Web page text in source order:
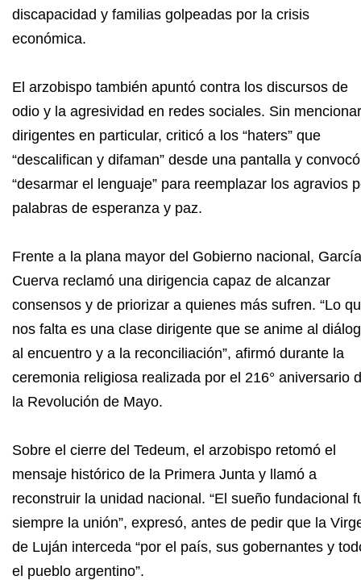
discapacidad y familias golpeadas por la crisis
económica.
El arzobispo también apuntó contra los discursos de
odio y la agresividad en redes sociales. Sin mencionar
dirigentes en particular, criticó a los “haters” que
“descalifican y difaman” desde una pantalla y
“desarmar el lenguaje” para reemplazar los agravios
palabras de esperanza y paz.
Frente a la plana mayor del Gobierno nacional, García
Cuerva reclamó una dirigencia capaz de alcanzar
consensos y de priorizar a quienes más sufren. “Lo
nos falta es una clase dirigente que se anime al
al encuentro y a la reconciliación”, afirmó durante la
ceremonia religiosa realizada por el 216° aniversario
la Revolución de Mayo.
Sobre el cierre del Tedeum, el arzobispo retomó el
mensaje histórico de la Primera Junta y llamó a
reconstruir la unidad nacional. “El sueño fundacional
siempre la unión”, expresó, antes de pedir que la
de Luján interceda “por el país, sus gobernantes y
el pueblo argentino”.